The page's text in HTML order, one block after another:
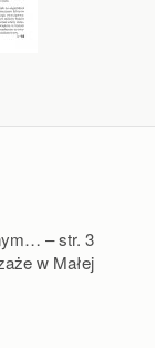
– str. 3
w Małej